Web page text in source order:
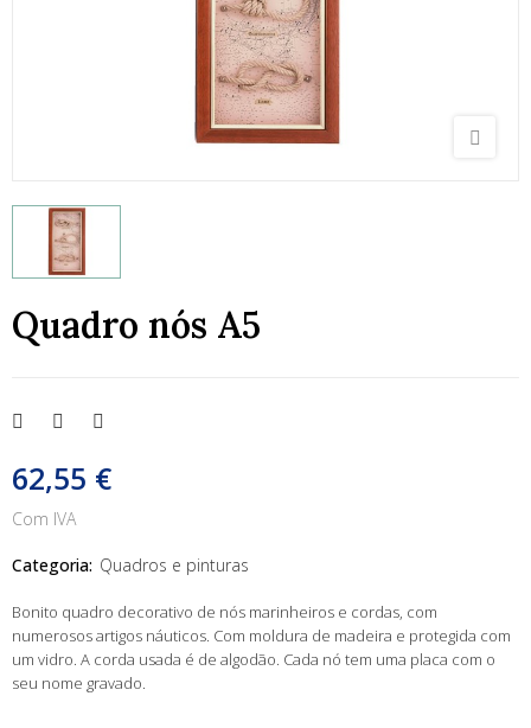
Quadro nós A5
62,55 €
Com IVA
Categoria: Quadros e pinturas
Bonito quadro decorativo de nós marinheiros e cordas, com
numerosos artigos náuticos. Com moldura de madeira e protegida com
um vidro. A corda usada é de algodão. Cada nó tem uma placa com o
seu nome gravado.